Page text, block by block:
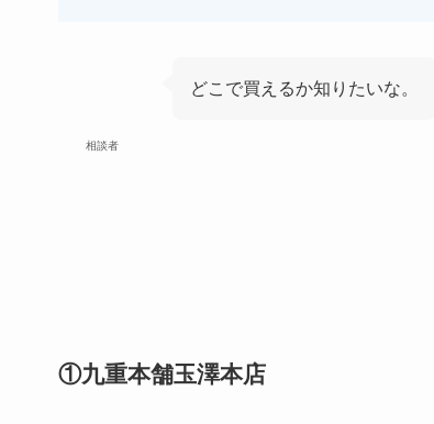
相談者
どこで買えるか知りたいな。
①九重本舗玉澤本店